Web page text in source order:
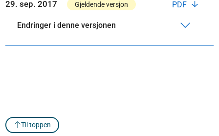
PDF
29. sep. 2017 Gjeldende versjon
Endringer i denne versjonen
Til toppen